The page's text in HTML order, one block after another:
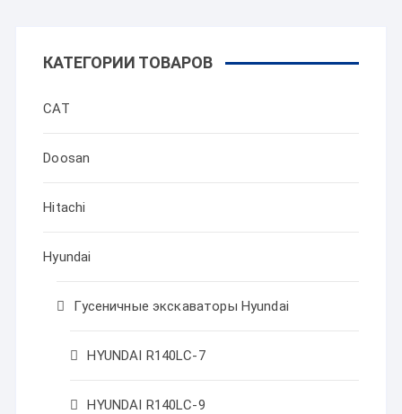
КАТЕГОРИИ ТОВАРОВ
CAT
Doosan
Hitachi
Hyundai
Гусеничные экскаваторы Hyundai
HYUNDAI R140LC-7
HYUNDAI R140LC-9